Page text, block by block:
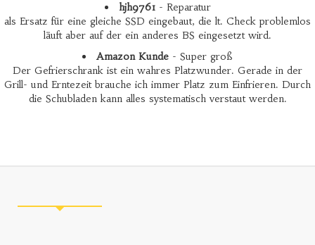
hjh9761- Reparatur
als Ersatz für eine gleiche SSD eingebaut, die lt. Check problemlos
läuft aber auf der ein anderes BS eingesetzt wird.
Amazon Kunde - Super groß
Der Gefrierschrank ist ein wahres Platzwunder. Gerade in der
Grill- und Erntezeit brauche ich immer Platz zum Einfrieren. Durch
die Schubladen kann alles systematisch verstaut werden.